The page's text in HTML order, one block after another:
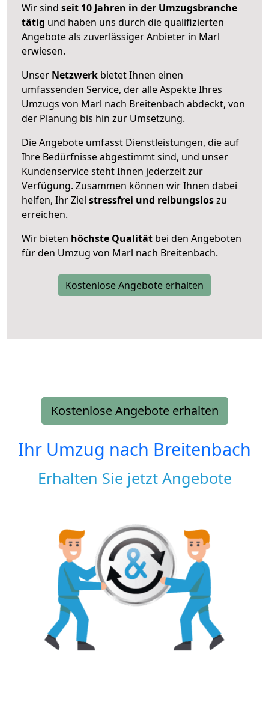
Wir sind seit 10 Jahren in der Umzugsbranche
tätig und haben uns durch die qualifizierten
Angebote als zuverlässiger Anbieter in Marl
erwiesen.
Unser Netzwerk bietet Ihnen einen
umfassenden Service, der alle Aspekte Ihres
Umzugs von Marl nach Breitenbach abdeckt, von
der Planung bis hin zur Umsetzung.
Die Angebote umfasst Dienstleistungen, die auf
Ihre Bedürfnisse abgestimmt sind, und unser
Kundenservice steht Ihnen jederzeit zur
Verfügung. Zusammen können wir Ihnen dabei
helfen, Ihr Ziel stressfrei und reibungsloszu
erreichen.
Wir bieten höchste Qualität bei den Angeboten
für den Umzug von Marl nach Breitenbach.
Kostenlose Angebote erhalten
Kostenlose Angebote erhalten
Ihr Umzug nach Breitenbach
Erhalten Sie jetzt Angebote